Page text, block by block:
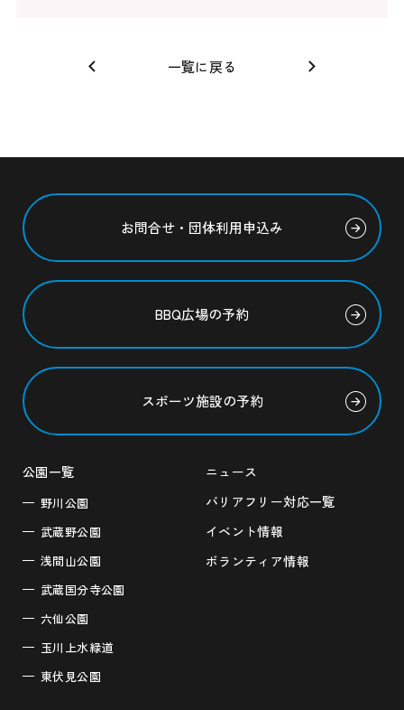
一覧に戻る
お問合せ・団体利用申込み
BBQ広場の予約
スポーツ施設の予約
公園一覧
野川公園
武蔵野公園
浅間山公園
武蔵国分寺公園
六仙公園
玉川上水緑道
東伏見公園
ニュース
バリアフリー対応一覧
イベント情報
ボランティア情報